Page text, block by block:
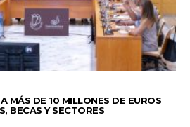
MÁS DE 10 MILLONES DE EUROS
BECAS Y SECTORES